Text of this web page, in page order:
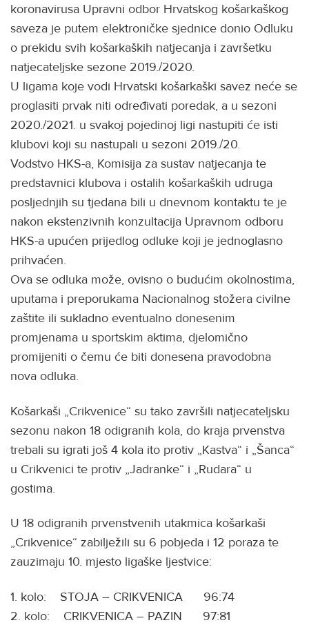
koronavirusa Upravni odbor Hrvatskog košarkaškog
saveza je putem elektroničke sjednice donio Odluku
o prekidu svih košarkaških natjecanja i završetku
natjecateljske sezone 2019./2020.
U ligama koje vodi Hrvatski košarkaški savez neće se
proglasiti prvak niti određivati poredak, a u sezoni
2020./2021. u svakoj pojedinoj ligi nastupiti će isti
klubovi koji su nastupali u sezoni 2019./20.
Vodstvo HKS-a, Komisija za sustav natjecanja te
predstavnici klubova i ostalih košarkaških udruga
posljednjih su tjedana bili u dnevnom kontaktu te je
nakon ekstenzivnih konzultacija Upravnom odboru
HKS-a upućen prijedlog odluke koji je jednoglasno
prihvaćen.
Ova se odluka može, ovisno o budućim okolnostima,
uputama i preporukama Nacionalnog stožera civilne
zaštite ili sukladno eventualno donesenim
promjenama u sportskim aktima, djelomično
promijeniti o čemu će biti donesena pravodobna
nova odluka.
Košarkaši „Crikvenice“ su tako završili natjecateljsku
sezonu nakon 18 odigranih kola, do kraja prvenstva
trebali su igrati još 4 kola ito protiv „Kastva“ i „Šanca“
u Crikvenici te protiv „Jadranke“ i „Rudara“ u
gostima.
U 18 odigranih prvenstvenih utakmica košarkaši
„Crikvenice“ zabilježili su 6 pobjeda i 12 poraza te
zauzimaju 10. mjesto ligaške ljestvice:
1. kolo: STOJA – CRIKVENICA 96:74
2. kolo: CRIKVENICA – PAZIN 97:81